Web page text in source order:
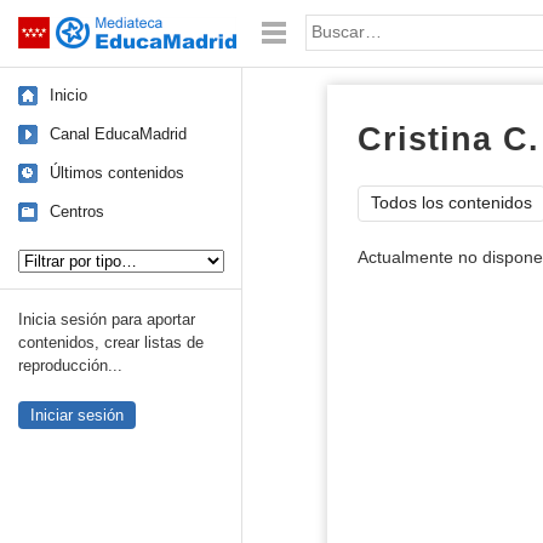
Saltar navegación Palabra o frase:
Inicio
Canal EducaMadrid
Últimos contenidos
Centros
Inicia sesión para aportar
contenidos, crear listas de
reproducción...
Iniciar sesión
Cristina C.
Todos los contenidos
Actualmente no